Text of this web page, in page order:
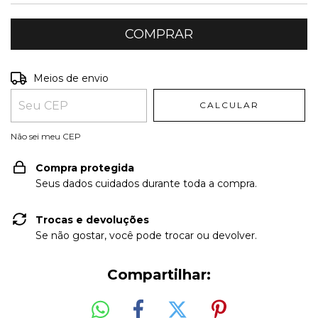
Entregas para o CEP:
Meios de envio
CALCULAR
Não sei meu CEP
Compra protegida
Seus dados cuidados durante toda a compra.
Trocas e devoluções
Se não gostar, você pode trocar ou devolver.
Compartilhar: